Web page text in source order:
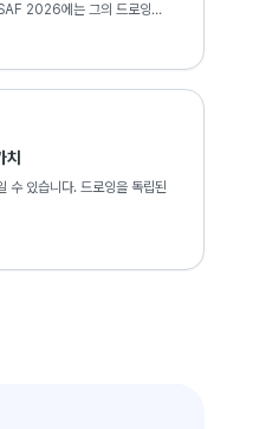
2026에는 그의 드로잉
수 있습니다. 드로잉을 독립된